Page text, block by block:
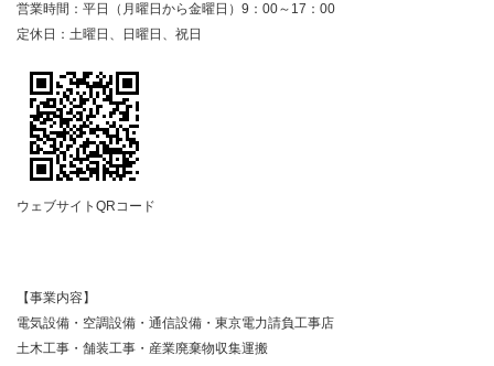
営業時間：平日（月曜日から金曜日）9：00～17：00
定休日：土曜日、日曜日、祝日
ウェブサイトQRコード
【事業内容】
電気設備・空調設備・通信設備・東京電力請負工事店
土木工事・舗装工事・産業廃棄物収集運搬